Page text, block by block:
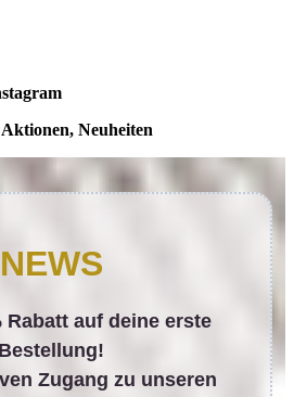
Aktionen, Neuheiten
NEWS
Rabatt auf deine erste
Bestellung!
Zugang zu unseren